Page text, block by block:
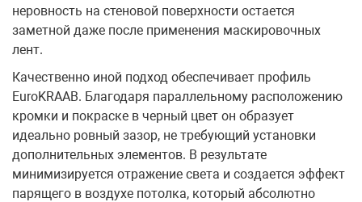
неровность на стеновой поверхности остается
заметной даже после применения маскировочных
лент.
Качественно иной подход обеспечивает профиль
EuroKRAAB. Благодаря параллельному расположению
кромки и покраске в черный цвет он образует
идеально ровный зазор, не требующий установки
дополнительных элементов. В результате
минимизируется отражение света и создается эффект
парящего в воздухе потолка, который абсолютно